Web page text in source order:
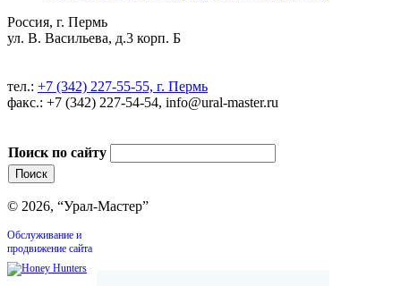
Россия, г. Пермь
ул. В. Васильева, д.3 корп. Б
тел.: +7 (342) 227-55-55, г. Пермь
факс.: +7 (342) 227-54-54, info@ural-master.ru
Поиск по сайту
© 2026, “Урал-Мастер”
Обслуживание и
продвижение сайта